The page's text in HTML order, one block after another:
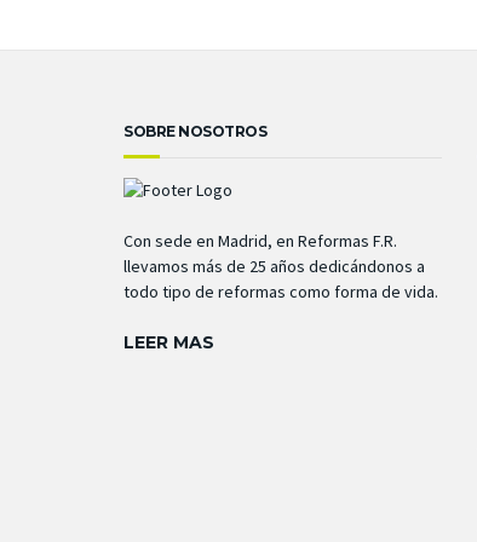
SOBRE NOSOTROS
Con sede en Madrid, en Reformas F.R.
llevamos más de 25 años dedicándonos a
todo tipo de reformas como forma de vida.
LEER MAS